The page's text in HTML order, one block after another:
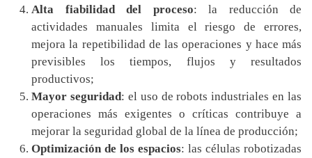
Alta fiabilidad del proceso: la reducción de
actividades manuales limita el riesgo de errores,
mejora la repetibilidad de las operaciones y hace más
previsibles los tiempos, flujos y resultados
productivos;
Mayor seguridad: el uso de robots industriales en las
operaciones más exigentes o críticas contribuye a
mejorar la seguridad global de la línea de producción;
Optimización de los espacios: las células robotizadas